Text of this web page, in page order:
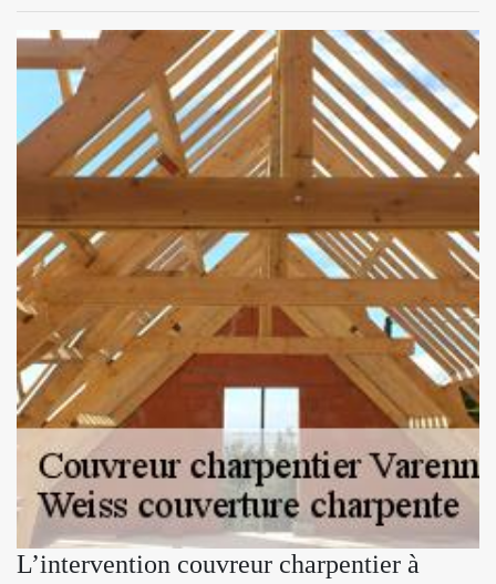
L’intervention couvreur charpentier à